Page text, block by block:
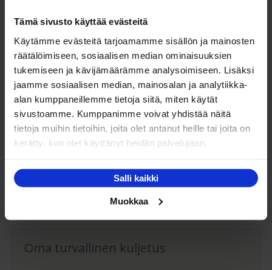
Tämä sivusto käyttää evästeitä
Käytämme evästeitä tarjoamamme sisällön ja mainosten
räätälöimiseen, sosiaalisen median ominaisuuksien
tukemiseen ja kävijämäärämme analysoimiseen. Lisäksi
jaamme sosiaalisen median, mainosalan ja analytiikka-
alan kumppaneillemme tietoja siitä, miten käytät
sivustoamme. Kumppanimme voivat yhdistää näitä
tietoja muihin tietoihin, joita olet antanut heille tai joita on
kerätty, kun olet käyttänyt heidän palvelujaan.
Salli kaikki
Muokkaa
Ostajan opas
Maksuaikaa ostoksillesi
Saat maksuaikaa ostoksillesi jopa 30 päivää tai erissä
Maksutavat
Oma turvallinen kuljetus